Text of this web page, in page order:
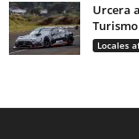
Urcera
Locales